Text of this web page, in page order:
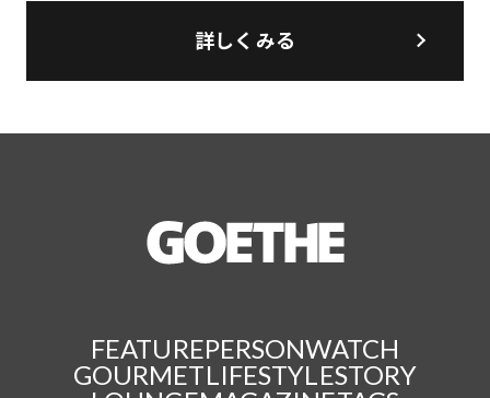
詳しくみる
FEATUREPERSONWATCH
GOURMETLIFESTYLESTORY